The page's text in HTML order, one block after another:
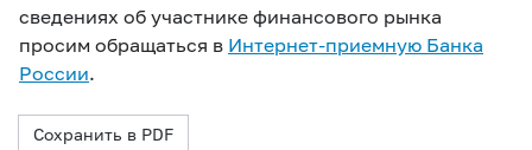
сведениях об участнике финансового рынка
просим обращаться в Интернет-приемную Банка
России.
Сохранить в PDF